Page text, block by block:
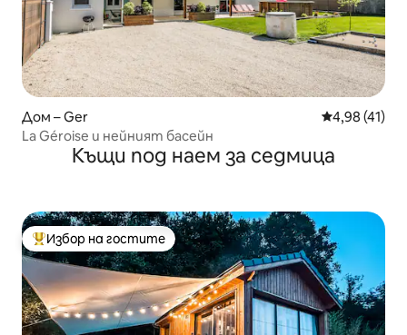
Дом – Ger Средна
4,98 (41)
La Géroise и нейният басейн
Къщи под наем за седмица
Най-популярен избор на гостите
Избор на гостите